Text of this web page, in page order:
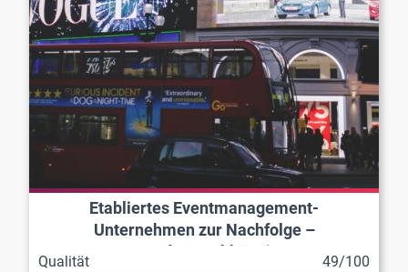
Etabliertes Eventmanagement-
Unternehmen zur Nachfolge –
Standortunabhängig
Qualität
49/100